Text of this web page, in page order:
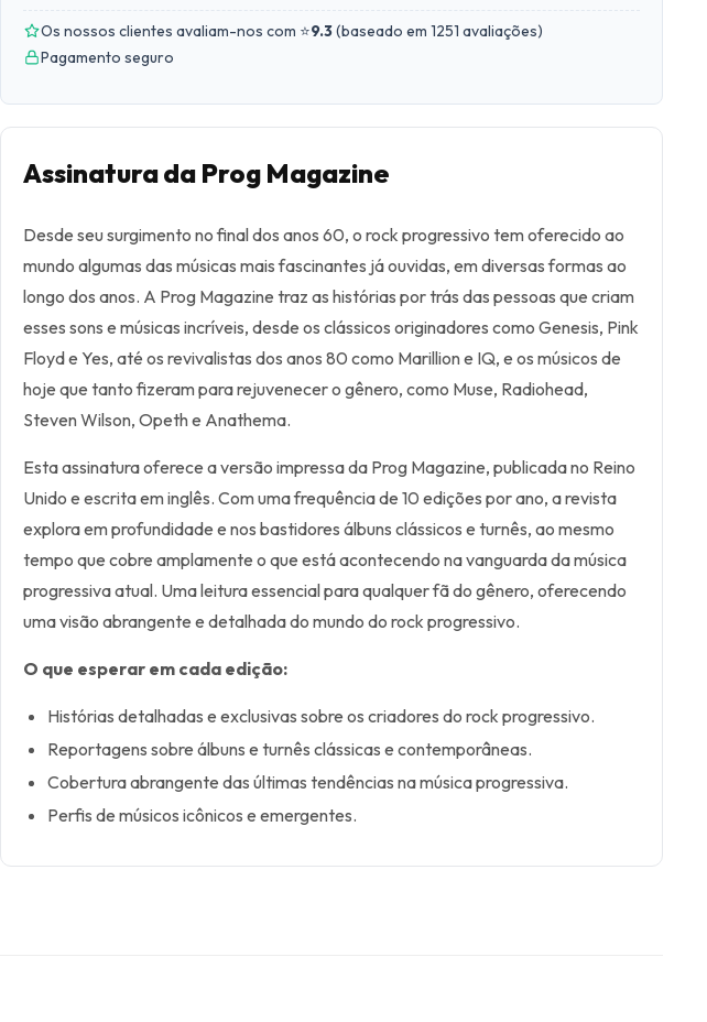
Os nossos clientes avaliam-nos com ⭐9.3(baseado em 1251 avaliações)
Pagamento seguro
Assinatura da Prog Magazine
Desde seu surgimento no final dos anos 60, o rock progressivo tem oferecido ao
mundo algumas das músicas mais fascinantes já ouvidas, em diversas formas ao
longo dos anos. A Prog Magazine traz as histórias por trás das pessoas que criam
esses sons e músicas incríveis, desde os clássicos originadores como Genesis, Pink
Floyd e Yes, até os revivalistas dos anos 80 como Marillion e IQ, e os músicos de
hoje que tanto fizeram para rejuvenecer o gênero, como Muse, Radiohead,
Steven Wilson, Opeth e Anathema.
Esta assinatura oferece a versão impressa da Prog Magazine, publicada no Reino
Unido e escrita em inglês. Com uma frequência de 10 edições por ano, a revista
explora em profundidade e nos bastidores álbuns clássicos e turnês, ao mesmo
tempo que cobre amplamente o que está acontecendo na vanguarda da música
progressiva atual. Uma leitura essencial para qualquer fã do gênero, oferecendo
uma visão abrangente e detalhada do mundo do rock progressivo.
O que esperar em cada edição:
Histórias detalhadas e exclusivas sobre os criadores do rock progressivo.
Reportagens sobre álbuns e turnês clássicas e contemporâneas.
Cobertura abrangente das últimas tendências na música progressiva.
Perfis de músicos icônicos e emergentes.